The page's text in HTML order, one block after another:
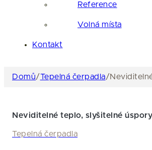
Reference
Volná místa
Kontakt
Domů/Tepelná čerpadla/
Neviditelné teplo, slyšitelné
Tepelná čerpadla